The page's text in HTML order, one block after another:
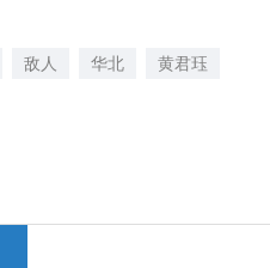
敌人 华北 黄君珏